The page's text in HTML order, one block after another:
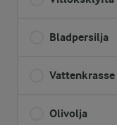
Bladpersilja
Vattenkrasse
Olivolja